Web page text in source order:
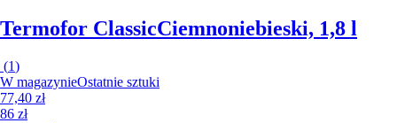
Termofor ClassicCiemnoniebieski, 1,8 l
(1)
W magazynieOstatnie sztuki
77,40 zł
86 zł